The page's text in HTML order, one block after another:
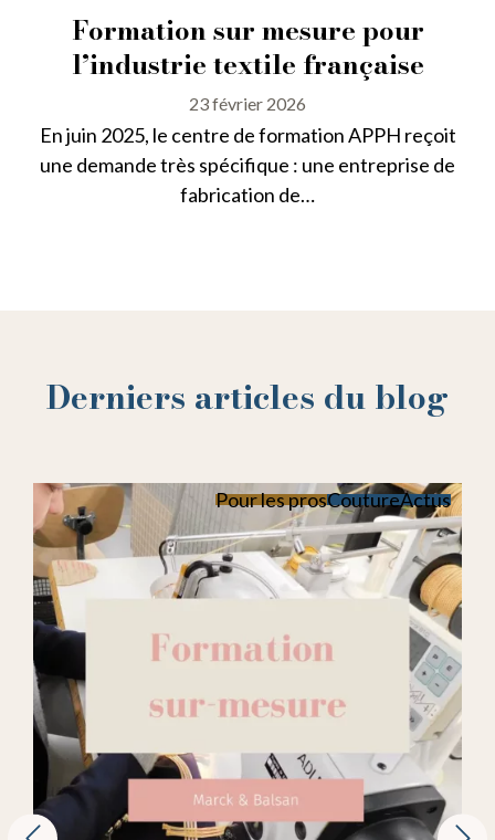
Formation sur mesure pour
l’industrie textile française
23 février 2026
En juin 2025, le centre de formation APPH reçoit
une demande très spécifique : une entreprise de
fabrication de…
Derniers articles du blog
Actus
Couture
Pour les pros